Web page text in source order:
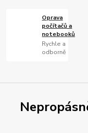
Oprava
počítačů a
notebooků
Rychle a
odborně